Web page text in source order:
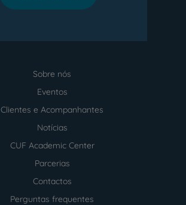
Sobre nós
Eventos
Clientes e Acompanhantes
Notícias
CUF Academic Center
Parcerias
Contactos
Perguntas frequentes